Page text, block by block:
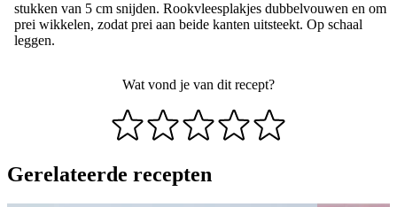
stukken van 5 cm snijden. Rookvleesplakjes dubbelvouwen en om
prei wikkelen, zodat prei aan beide kanten uitsteekt. Op schaal
leggen.
Wat vond je van dit recept?
Gerelateerde recepten